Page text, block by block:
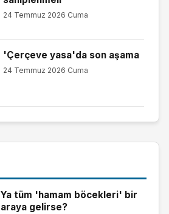
24 Temmuz 2026 Cuma
'Çerçeve yasa'da son aşama
24 Temmuz 2026 Cuma
Ya tüm 'hamam böcekleri' bir
araya gelirse?